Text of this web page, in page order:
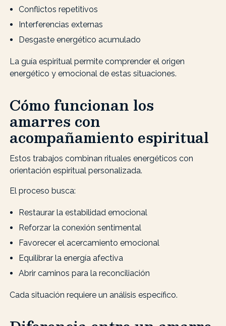
Conflictos repetitivos
Interferencias externas
Desgaste energético acumulado
La guía espiritual permite comprender el origen
energético y emocional de estas situaciones.
Cómo funcionan los
amarres con
acompañamiento espiritual
Estos trabajos combinan rituales energéticos con
orientación espiritual personalizada.
El proceso busca:
Restaurar la estabilidad emocional
Reforzar la conexión sentimental
Favorecer el acercamiento emocional
Equilibrar la energía afectiva
Abrir caminos para la reconciliación
Cada situación requiere un análisis específico.